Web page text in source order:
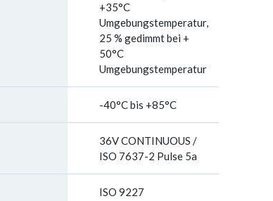
+35°C
Umgebungstemperatur,
25 % gedimmt bei +
50°C
Umgebungstemperatur
-40°C bis +85°C
36V CONTINUOUS /
ISO 7637-2 Pulse 5a
ISO 9227